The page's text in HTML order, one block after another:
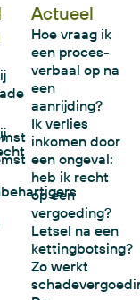
Actueel
Hoe vraag ik
een proces-
verbaal op na
een
aanrijding?
Ik verlies
inkomen door
een ongeval:
heb ik recht
op een
vergoeding?
Letsel na een
kettingbotsing?
Zo werkt